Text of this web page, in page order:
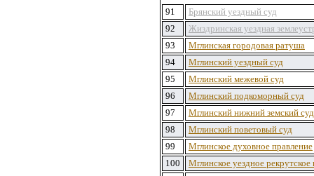
91
Брянский уездный суд
92
Жиздринская уездная
93
Мглинская городовая ратуша
94
Мглинский уездный суд
95
Мглинский межевой суд
96
Мглинский подкоморный суд
97
Мглинский нижний земский суд
98
Мглинский поветовый суд
99
Мглинское духовное правление
100
Мглинское уездное рекрутское